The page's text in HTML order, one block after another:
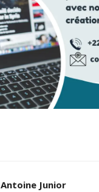
Antoine Junior